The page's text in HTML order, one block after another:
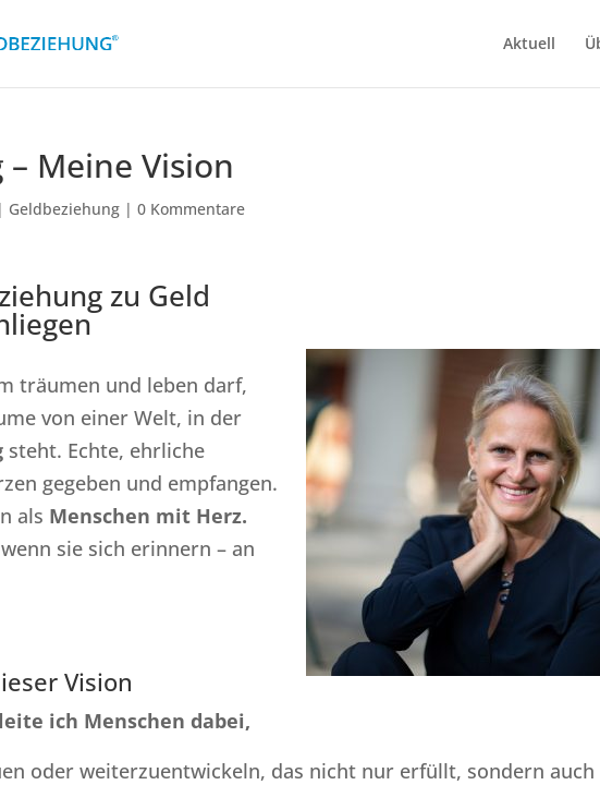
Aktuell
Meine Vision
| Geldbeziehung |0 Kommentare
zu Geld
träumen und leben darf,
von einer Welt, in der
steht. Echte, ehrliche
gegeben und empfangen.
als Menschen mit Herz.
sie sich erinnern – an
Vision
ich Menschen dabei,
oder weiterzuentwickeln, das nicht nur erfüllt, sondern auch